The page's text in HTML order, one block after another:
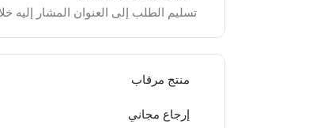
تسليم الطلب إلى العنوان المشار إليه خلال 24
منتج مرقاب
إرجاع مجاني